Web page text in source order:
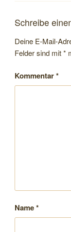
Schreibe
Deine E-Mail-
Felder sind mit*
Kommentar*
Name*